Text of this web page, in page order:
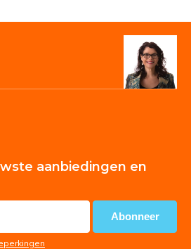
aanbiedingen en
Abonneer